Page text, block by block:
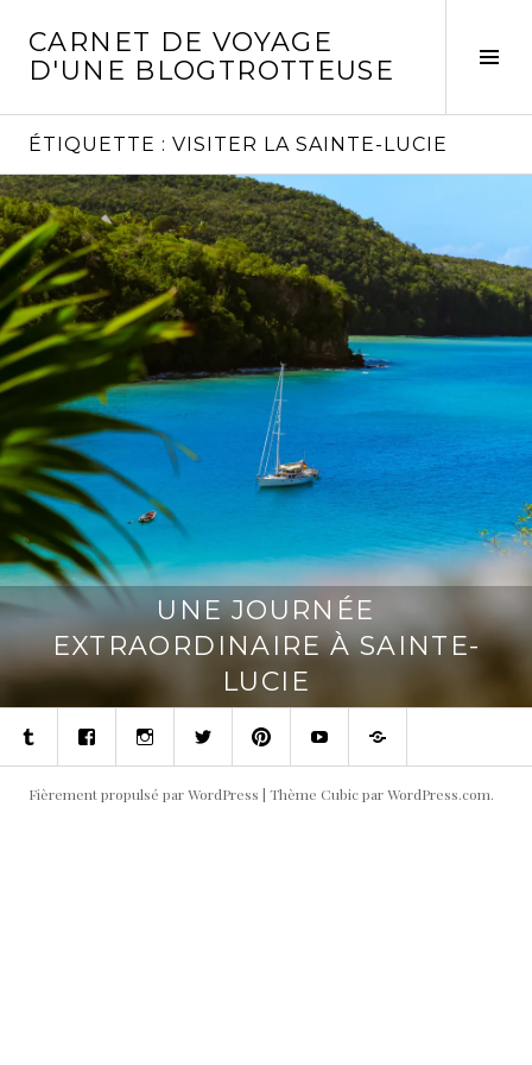
contenu
CARNET DE VOYAGE
D'UNE BLOGTROTTEUSE
ÉTIQUETTE : VISITER LA SAINTE-LUCIE
UNE JOURNÉE
EXTRAORDINAIRE À SAINTE-
LUCIE
TumblrFacebookInstagramTwitterPinterestYoutubeContact
Fièrement propulsé par WordPress | Thème Cubic parWordPress.com.